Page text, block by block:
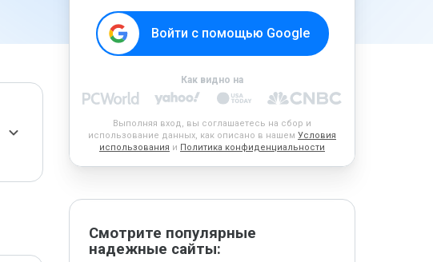
Войти с помощью Google
Как видно на
Выполняя вход, вы соглашаетесь на сбор и
использование данных, как описано в нашем Условия
использования и Политика конфиденциальности
Смотрите популярные
надежные сайты: